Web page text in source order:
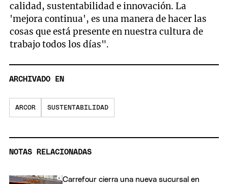
calidad, sustentabilidad e innovación. La
'mejora continua', es una manera de hacer las
cosas que está presente en nuestra cultura de
trabajo todos los días".
ARCHIVADO EN
ARCOR SUSTENTABILIDAD
NOTAS RELACIONADAS
Carrefour cierra una nueva sucursal en